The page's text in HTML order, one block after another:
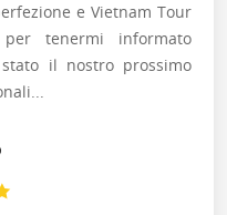
e Vietnam Tour
tenermi informato
il nostro prossimo